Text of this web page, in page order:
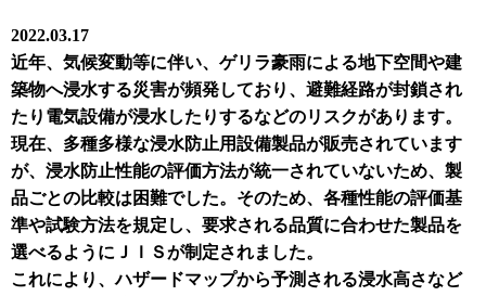
2022.03.17
近年、気候変動等に伴い、ゲリラ豪雨による地下空間や建
築物へ浸水する災害が頻発しており、避難経路が封鎖され
たり電気設備が浸水したりするなどのリスクがあります。
現在、多種多様な浸水防止用設備製品が販売されています
が、浸水防止性能の評価方法が統一されていないため、製
品ごとの比較は困難でした。そのため、各種性能の評価基
準や試験方法を規定し、要求される品質に合わせた製品を
選べるようにＪＩＳが制定されました。
これにより、ハザードマップから予測される浸水高さなど